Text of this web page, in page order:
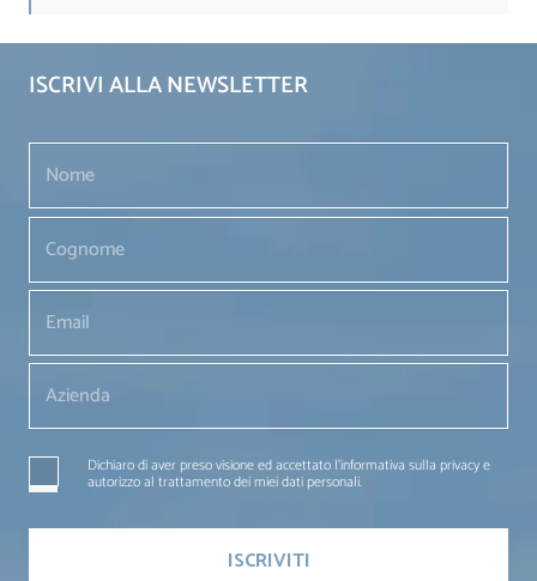
ISCRIVI ALLA NEWSLETTER
Dichiaro di aver preso visione ed accettato l'informativa sulla privacy e
autorizzo al trattamento dei miei dati personali.